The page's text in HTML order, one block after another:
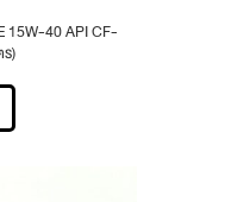
15W-40 API CF-
)